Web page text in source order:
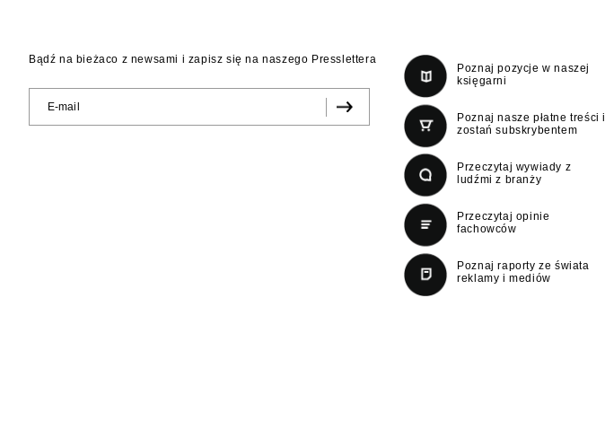
Bądź na bieżaco z newsami i zapisz się na naszego Presslettera
Poznaj pozycje w naszej
księgarni
Poznaj nasze płatne treści i
zostań subskrybentem
Przeczytaj wywiady z
ludźmi z branży
Przeczytaj opinie
fachowców
Poznaj raporty ze świata
reklamy i mediów